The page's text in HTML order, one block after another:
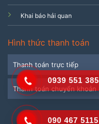
Khai báo hải quan
Hình thức thanh toán
Thanh toán trực tiếp
Thanh toán chuyển khoản
0939 551 385
090 467 5115